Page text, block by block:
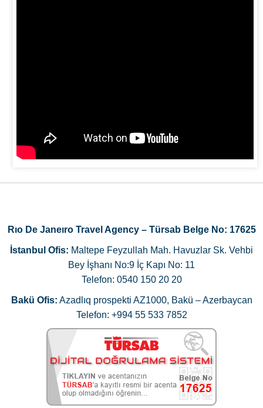
Rıo De Janeıro Travel Agency – Türsab Belge No: 17625
İstanbul Ofis: Maltepe Feyzullah Mah. Havuzlar Sk. Vehbi
Bey İşhanı No:9 İç Kapı No: 11
Telefon: 0540 150 20 20
Bakü Ofis: Azadlıq prospekti AZ1000, Bakü – Azerbaycan
Telefon: +994 55 533 7852